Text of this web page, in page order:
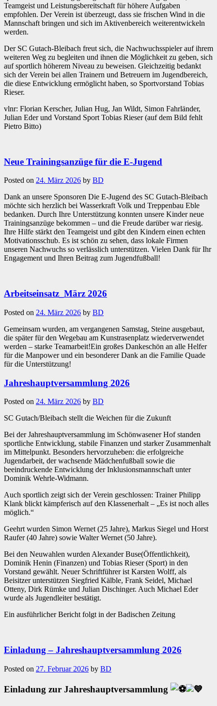
Teamgeist und Leistungsbereitschaft für höhere Aufgaben
empfohlen. Der Verein ist überzeugt, dass sie frischen Wind in die
Mannschaft bringen und sich im Aktivenbereich weiterentwickeln
werden.
Der SC Gutach-Bleibach freut sich, die Nachwuchsspieler auf ihrem
weiteren Weg zu begleiten und ihnen die Möglichkeit zu geben, sich
auf sportlich höherem Niveau zu beweisen. Gleichzeitig bedankt
sich der Verein bei allen Trainern und Betreuern im Jugendbereich,
die diese Entwicklung ermöglicht haben, so Sportvorstand Tobias
Rieser.
vlnr: Florian Kerscher, Julian Hug, Jan Wildt, Simon Fahrländer,
Julian Eder und Vorstand Sport Tobias Rieser (auf dem Bild fehlt
Pietro Bitto)
Neue Trainingsanzüge für die E-Jugend
Posted on 24. März 2026 by BD
Dank an unsere Sponsoren Die E-Jugend des SC Gutach-Bleibach
möchte sich herzlich bei Wasserkraft Volk und Treppenbau Eble
bedanken. Durch Ihre Unterstützung konnten unsere Kinder neue
Trainingsanzüge bekommen – und die Freude darüber war riesig.
Ihre Hilfe stärkt den Teamgeist und gibt den Kindern einen echten
Motivationsschub. Es ist schön zu sehen, dass lokale Firmen
unseren Nachwuchs so verlässlich unterstützen. Vielen Dank für Ihr
Engagement und Ihren Beitrag zum Jugendfußball!
Arbeitseinsatz_März 2026
Posted on 24. März 2026 by BD
Gemeinsam wurden, am vergangenen Samstag, Steine ausgebaut,
die später für den Wegebau am Kunstrasenplatz wiederverwendet
werden – starke Teamarbeit!Ein großes Dankeschön an alle Helfer
für die Manpower und ein besonderer Dank an die Familie Quade
für die Unterstützung!
Jahreshauptversammlung 2026
Posted on 24. März 2026 by BD
SC Gutach/Bleibach stellt die Weichen für die Zukunft
Bei der Jahreshauptversammlung im Schönwasener Hof standen
sportliche Entwicklung, stabile Finanzen und starker Zusammenhalt
im Mittelpunkt. Besonders hervorzuheben: die erfolgreiche
Jugendarbeit, der wachsende Mädchenfußball sowie die
beeindruckende Entwicklung der Inklusionsmannschaft unter
Dominik Wehrle-Widmann.
Auch sportlich zeigt sich der Verein geschlossen: Trainer Philipp
Klank blickt kämpferisch auf den Klassenerhalt – „Es ist noch alles
möglich.“
Geehrt wurden Simon Wernet (25 Jahre), Markus Siegel und Horst
Raufer (40 Jahre) sowie Walter Wernet (50 Jahre).
Bei den Neuwahlen wurden Alexander Buse(Öffentlichkeit),
Dominik Henin (Finanzen) und Tobias Rieser (Sport) in den
Vorstand gewählt. Neuer Schriftführer ist Karsten Wolff, als
Beisitzer unterstützen Siegfried Kälble, Frank Seidel, Michael
Otteny, Dirk Rümke und Julian Dischinger. Auch Michael Eder
wurde als Jugendleiter bestätigt.
Ein ausführlicher Bericht folgt in der Badischen Zeitung
Einladung – Jahreshauptversammlung 2026
Posted on 27. Februar 2026 by BD
Einladung zur Jahreshauptversammlung